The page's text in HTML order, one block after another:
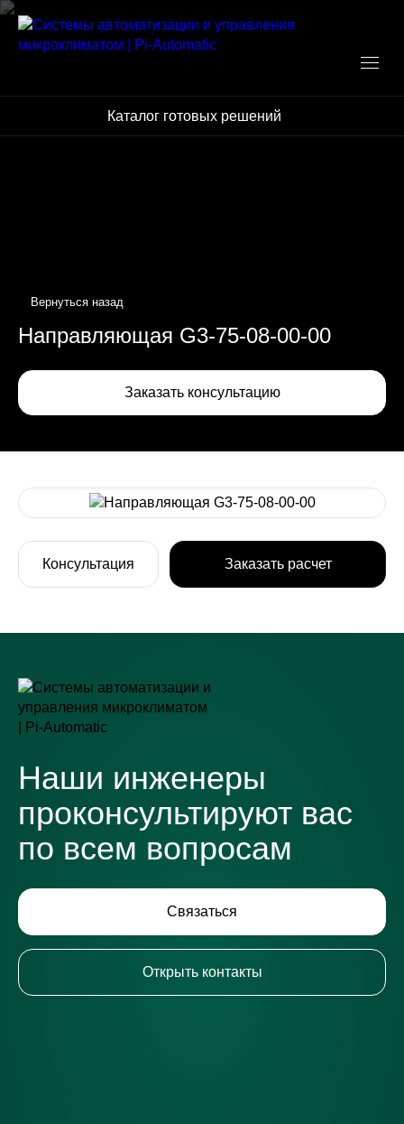
Каталог готовых решений
Направляющая G3-75-08-00-00
Заказать консультацию
Консультация Заказать расчет
Наши инженеры
проконсультируют вас
по всем вопросам
Связаться
Открыть контакты